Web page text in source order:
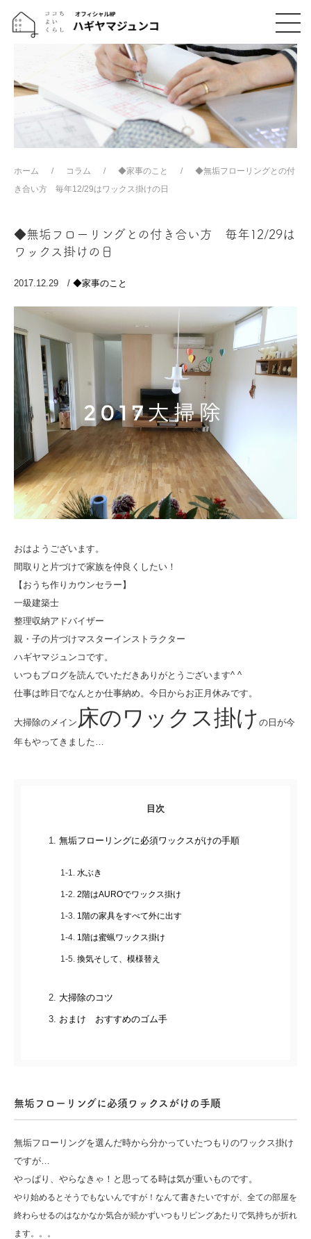
ホーム コラム ◆家事のこと
◆無垢フローリングとの付
き合い方 毎年12/29はワックス掛けの日
◆無垢フローリングとの付き合い方 毎年12/29は
ワックス掛けの日
2017.12.29 / ◆家事のこと
おはようございます。
間取りと片づけで家族を仲良くしたい！
【おうち作りカウンセラー】
一級建築士
整理収納アドバイザー
親・子の片づけマスターインストラクター
ハギヤマジュンコです。
いつもブログを読んでいただきありがとうございます^ ^
仕事は昨日でなんとか仕事納め。今日からお正月休みです。
大掃除のメイン 床のワックス掛け の日が今
年もやってきました…
目次
無垢フローリングに必須ワックスがけの手順
水ぶき
2階はAUROでワックス掛け
1階の家具をすべて外に出す
1階は蜜蝋ワックス掛け
換気そして、模様替え
大掃除のコツ
おまけ おすすめのゴム手
無垢フローリングに必須ワックスがけの手順
無垢フローリングを選んだ時から分かっていたつもりのワックス掛け
ですが…
やっぱり、やらなきゃ！と思ってる時は気が重いものです。
やり始めるとそうでもないんですが！なんて書きたいですが、 全ての部屋を
終わらせるのはなかなか気合が続かずいつもリビングあたりで気持ちが折れ
ます。。。